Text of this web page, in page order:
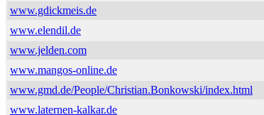
www.gdickmeis.de
www.elendil.de
www.jelden.com
www.mangos-online.de
www.gmd.de/People/Christian.Bonkowski/index.html
www.laternen-kalkar.de